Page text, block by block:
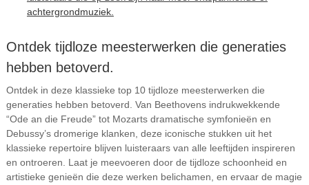
achtergrondmuziek.
Ontdek tijdloze meesterwerken die generaties
hebben betoverd.
Ontdek in deze klassieke top 10 tijdloze meesterwerken die
generaties hebben betoverd. Van Beethovens indrukwekkende
“Ode an die Freude” tot Mozarts dramatische symfonieën en
Debussy’s dromerige klanken, deze iconische stukken uit het
klassieke repertoire blijven luisteraars van alle leeftijden inspireren
en ontroeren. Laat je meevoeren door de tijdloze schoonheid en
artistieke genieën die deze werken belichamen, en ervaar de magie